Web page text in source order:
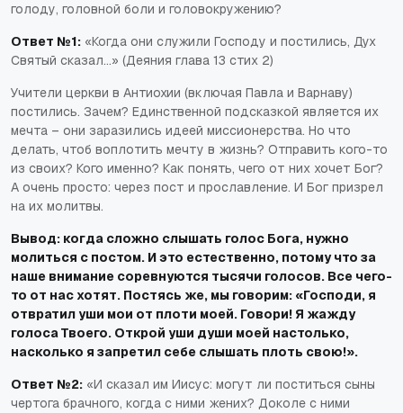
голоду, головной боли и головокружению?
Ответ №1: «Когда они служили Господу и постились, Дух
Святый сказал…» (Деяния глава 13 стих 2)
Учители церкви в Антиохии (включая Павла и Варнаву)
постились. Зачем? Единственной подсказкой является их
мечта – они заразились идеей миссионерства. Но что
делать, чтоб воплотить мечту в жизнь? Отправить кого-то
из своих? Кого именно? Как понять, чего от них хочет Бог?
А очень просто: через пост и прославление. И Бог призрел
на их молитвы.
Вывод: когда сложно слышать голос Бога, нужно
молиться с постом. И это естественно, потому что за
наше внимание соревнуются тысячи голосов. Все чего-
то от нас хотят. Постясь же, мы говорим: «Господи, я
отвратил уши мои от плоти моей. Говори! Я жажду
голоса Твоего. Открой уши души моей настолько,
насколько я запретил себе слышать плоть свою!».
Ответ №2: «И сказал им Иисус: могут ли поститься сыны
чертога брачного, когда с ними жених? Доколе с ними